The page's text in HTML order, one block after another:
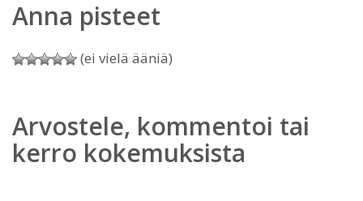
Anna pisteet
(ei vielä ääniä)
Arvostele, kommentoi tai
kerro kokemuksista